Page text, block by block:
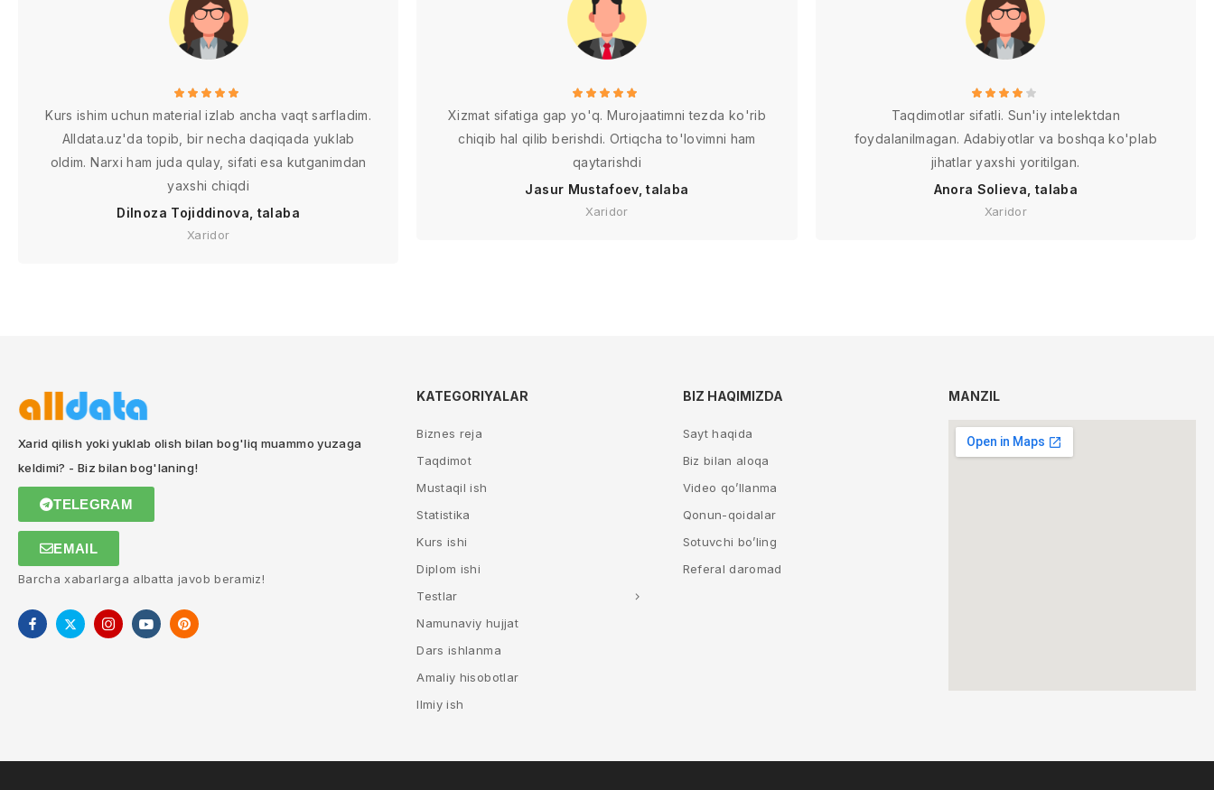
Kurs ishim uchun material izlab ancha vaqt sarfladim.
Alldata.uz'da topib, bir necha daqiqada yuklab
oldim. Narxi ham juda qulay, sifati esa kutganimdan
yaxshi chiqdi
Dilnoza Tojiddinova, talaba
Xaridor
Xizmat sifatiga gap yo'q. Murojaatimni tezda ko'rib
chiqib hal qilib berishdi. Ortiqcha to'lovimni ham
qaytarishdi
Jasur Mustafoev, talaba
Xaridor
Taqdimotlar sifatli. Sun'iy intelektdan
foydalanilmagan. Adabiyotlar va boshqa ko'plab
jihatlar yaxshi yoritilgan.
Anora Solieva, talaba
Xaridor
Xarid qilish yoki yuklab olish bilan bog'liq muammo yuzaga
keldimi? - Biz bilan bog'laning!
TELEGRAM
EMAIL
Barcha xabarlarga albatta javob beramiz!
KATEGORIYALAR
Biznes reja
Taqdimot
Mustaqil ish
Statistika
Kurs ishi
Diplom ishi
Testlar
Namunaviy hujjat
Dars ishlanma
Amaliy hisobotlar
Ilmiy ish
BIZ HAQIMIZDA
Sayt haqida
Biz bilan aloqa
Video qo’llanma
Qonun-qoidalar
Sotuvchi bo’ling
Referal daromad
MANZIL